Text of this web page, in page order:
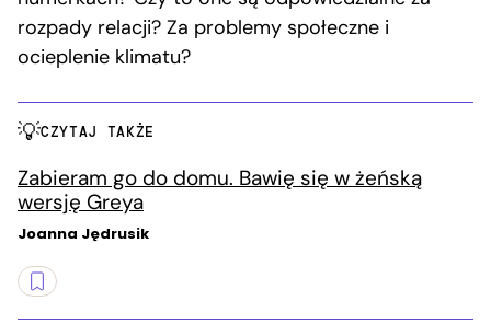
rozpady relacji? Za problemy społeczne i
ocieplenie klimatu?
CZYTAJ TAKŻE
Zabieram go do domu. Bawię się w żeńską
wersję Greya
Joanna Jędrusik